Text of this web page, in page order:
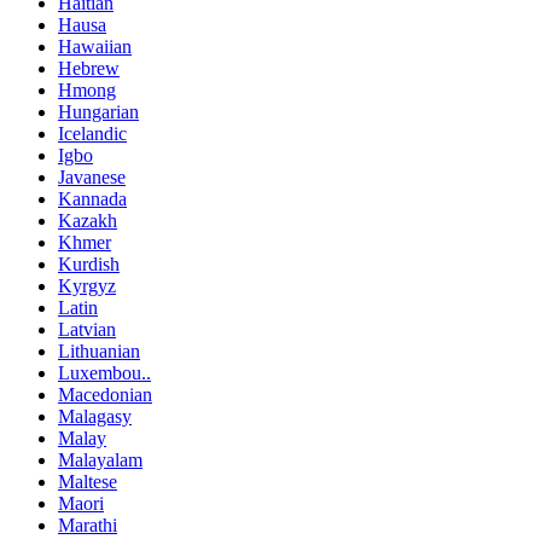
Hausa
Hawaiian
Hebrew
Hmong
Hungarian
Icelandic
Igbo
Javanese
Kannada
Kazakh
Khmer
Kurdish
Kyrgyz
Latin
Latvian
Lithuanian
Luxembou..
Macedonian
Malagasy
Malay
Malayalam
Maltese
Maori
Marathi